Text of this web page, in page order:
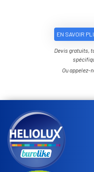
EN SAVOIR
Devis gratuits,
Ou appelez-